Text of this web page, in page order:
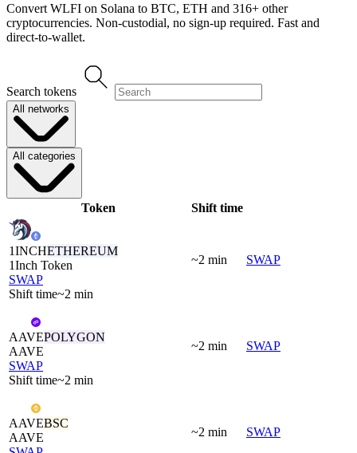
Convert WLFI on Solana to BTC, ETH and 316+ other
cryptocurrencies. Non-custodial, no sign-up required. Fast and
direct-to-wallet.
Search tokens
All networks
All categories
Token Shift time
1INCHETHEREUM
1Inch Token
SWAP
Shift time~2 min
~2 min SWAP
AAVEPOLYGON
AAVE
SWAP
Shift time~2 min
~2 min SWAP
AAVEBSC
AAVE
~2 min SWAP